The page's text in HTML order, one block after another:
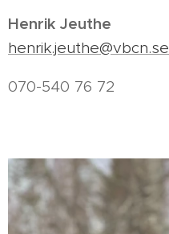
Henrik Jeuthe
henrik.jeuthe@vbcn.se
070-540 76 72